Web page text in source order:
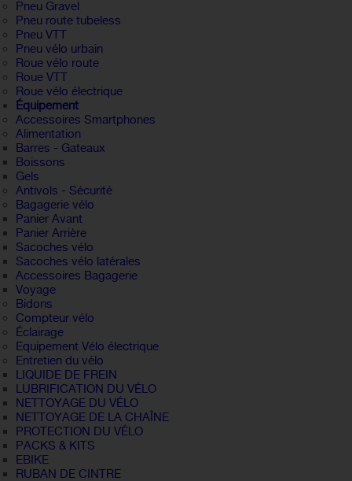
Pneu Gravel
Pneu route tubeless
Pneu VTT
Pneu vélo urbain
Roue vélo route
Roue VTT
Roue vélo électrique
Équipement
Accessoires Smartphones
Alimentation
Barres - Gateaux
Boissons
Gels
Antivols - Sécurité
Bagagerie vélo
Panier Avant
Panier Arrière
Sacoches vélo
Sacoches vélo latérales
Accessoires Bagagerie
Voyage
Bidons
Compteur vélo
Éclairage
Equipement Vélo électrique
Entretien du vélo
LIQUIDE DE FREIN
LUBRIFICATION DU VÉLO
NETTOYAGE DU VÉLO
NETTOYAGE DE LA CHAÎNE
PROTECTION DU VÉLO
PACKS & KITS
EBIKE
RUBAN DE CINTRE